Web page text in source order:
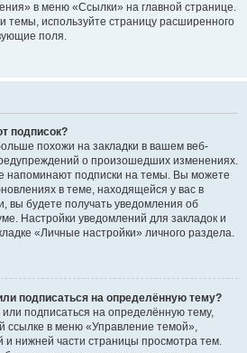
в меню «Ссылки» на главной странице.
темы, используйте страницу расширенного
поля.
подписок?
похожи на закладки в вашем веб-
о произошедших изменениях.
напоминают подписки на темы. Вы можете
в теме, находящейся у вас в
вы будете получать уведомления об
Настройки уведомлений для закладок и
«Личные настройки» личного раздела.
подписаться на определённую тему?
подписаться на определённую тему,
ссылке в меню «Управление темой»,
и нижней части страницы просмотра тем.